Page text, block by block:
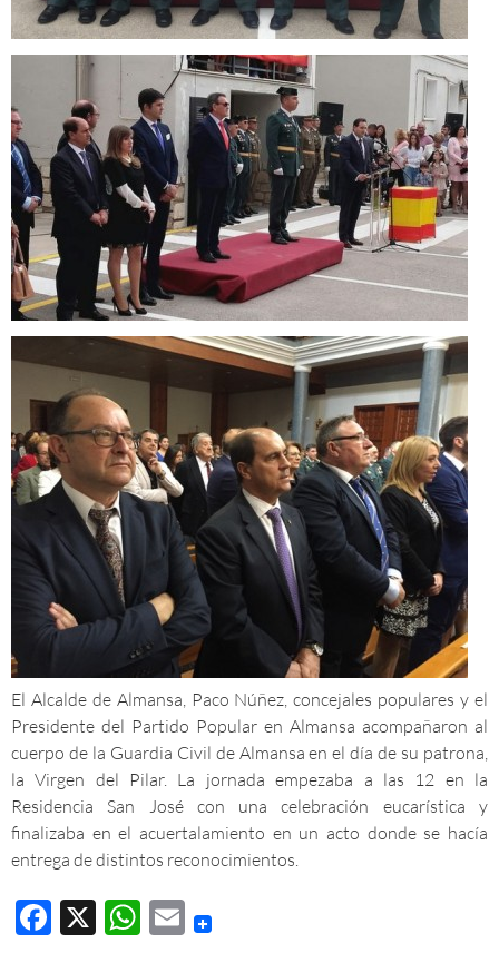
El Alcalde de Almansa, Paco Núñez, concejales populares y el
Presidente del Partido Popular en Almansa acompañaron al
cuerpo de la Guardia Civil de Almansa en el día de su patrona,
la Virgen del Pilar. La jornada empezaba a las 12 en la
Residencia San José con una celebración eucarística y
finalizaba en el acuertalamiento en un acto donde se hacía
entrega de distintos reconocimientos.
F
X
W E